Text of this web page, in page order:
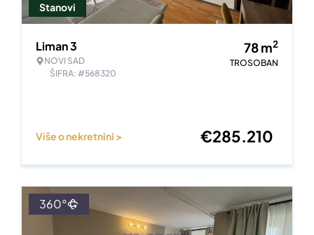
Stanovi
Liman 3
NOVI SAD
ŠIFRA: #568320
78m2
TROSOBAN
Više o nekretnini > €285.210
360°